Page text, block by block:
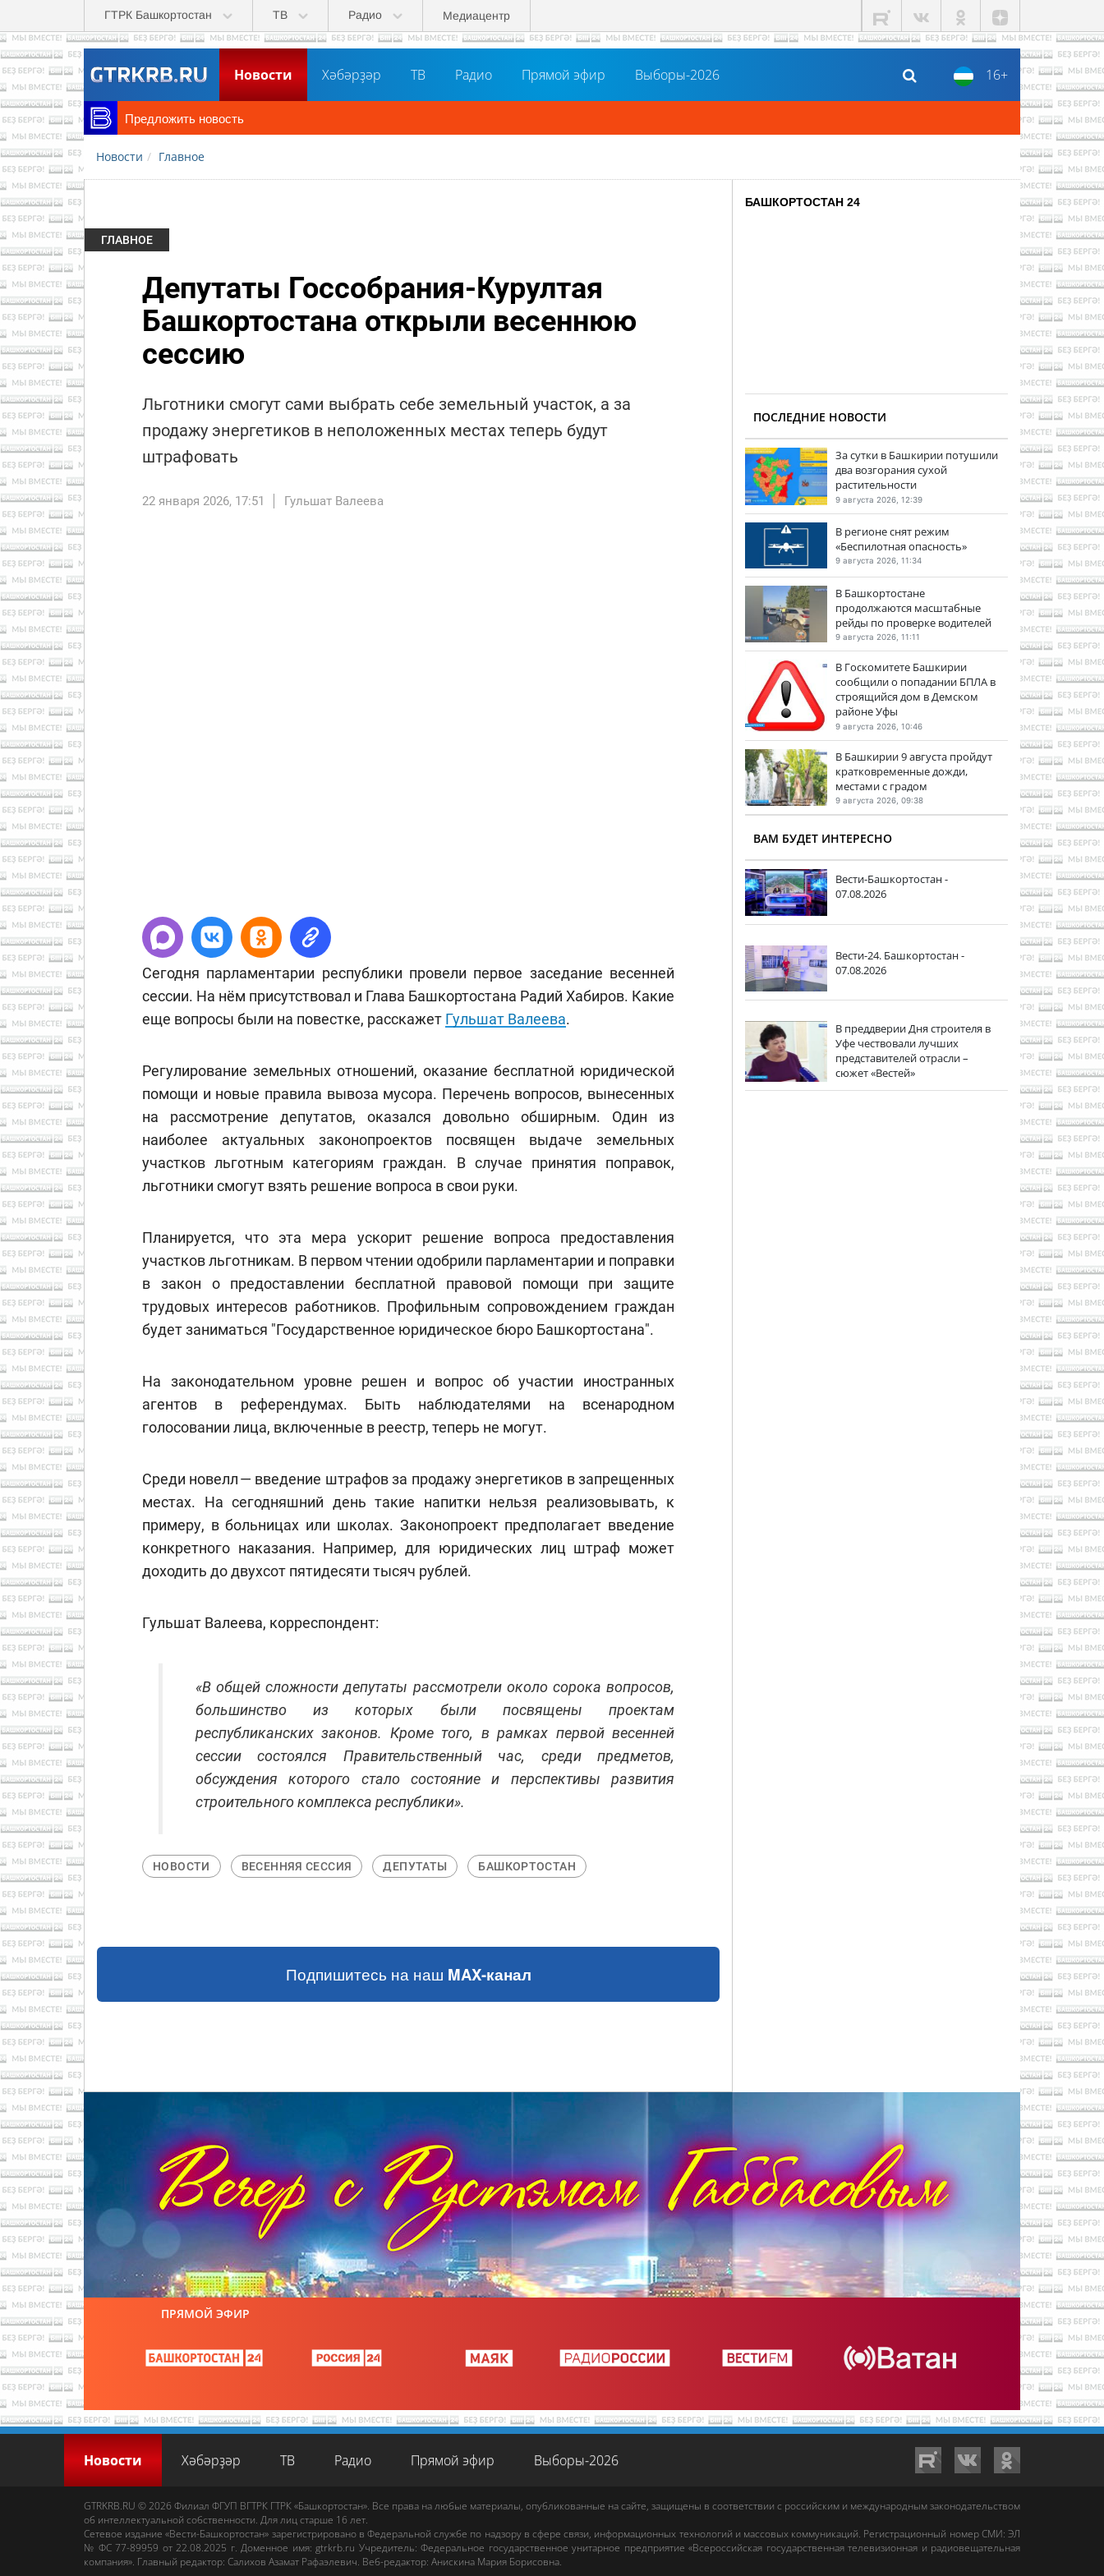
Перейти к основному содержанию
ГТРК Башкортостан ТВ Радио Медиацентр
16+
Новости Хәбәрҙәр ТВ Радио Прямой эфир Выборы-2026
Предложить новость
Новости Главное
ГЛАВНОЕ
Депутаты Госсобрания-Курултая
Башкортостана открыли весеннюю
сессию
Льготники смогут сами выбрать себе земельный участок, а за
продажу энергетиков в неположенных местах теперь будут
штрафовать
22 января 2026, 17:51 Гульшат Валеева
Сегодня парламентарии республики провели первое заседание весенней
сессии. На нём присутствовал и Глава Башкортостана Радий Хабиров. Какие
еще вопросы были на повестке, расскажет Гульшат Валеева.
Регулирование земельных отношений, оказание бесплатной юридической
помощи и новые правила вывоза мусора. Перечень вопросов, вынесенных
на рассмотрение депутатов, оказался довольно обширным. Один из
наиболее актуальных законопроектов посвящен выдаче земельных
участков льготным категориям граждан. В случае принятия поправок,
льготники смогут взять решение вопроса в свои руки.
Планируется, что эта мера ускорит решение вопроса предоставления
участков льготникам. В первом чтении одобрили парламентарии и поправки
в закон о предоставлении бесплатной правовой помощи при защите
трудовых интересов работников. Профильным сопровождением граждан
будет заниматься "Государственное юридическое бюро Башкортостана".
На законодательном уровне решен и вопрос об участии иностранных
агентов в референдумах. Быть наблюдателями на всенародном
голосовании лица, включенные в реестр, теперь не могут.
Среди новелл — введение штрафов за продажу энергетиков в запрещенных
местах. На сегодняшний день такие напитки нельзя реализовывать, к
примеру, в больницах или школах. Законопроект предполагает введение
конкретного наказания. Например, для юридических лиц штраф может
доходить до двухсот пятидесяти тысяч рублей.
Гульшат Валеева, корреспондент:
«В общей сложности депутаты рассмотрели около сорока вопросов,
большинство из которых были посвящены проектам
республиканских законов. Кроме того, в рамках первой весенней
сессии состоялся Правительственный час, среди предметов,
обсуждения которого стало состояние и перспективы развития
строительного комплекса республики».
НОВОСТИ ВЕСЕННЯЯ СЕССИЯ ДЕПУТАТЫ БАШКОРТОСТАН
Подпишитесь на наш MAX-канал
БАШКОРТОСТАН 24
ПОСЛЕДНИЕ НОВОСТИ
За сутки в Башкирии потушили
два возгорания сухой
растительности
9 августа 2026, 12:39
В регионе снят режим
«Беспилотная опасность»
9 августа 2026, 11:34
В Башкортостане
продолжаются масштабные
рейды по проверке водителей
9 августа 2026, 11:11
В Госкомитете Башкирии
сообщили о попадании БПЛА в
строящийся дом в Демском
районе Уфы
9 августа 2026, 10:46
В Башкирии 9 августа пройдут
кратковременные дожди,
местами с градом
9 августа 2026, 09:38
ВАМ БУДЕТ ИНТЕРЕСНО
Вести-Башкортостан -
07.08.2026
Вести-24. Башкортостан -
07.08.2026
В преддверии Дня строителя в
Уфе чествовали лучших
представителей отрасли –
сюжет «Вестей»
ПРЯМОЙ ЭФИР
Новости Хәбәрҙәр ТВ Радио Прямой эфир Выборы-2026
GTRKRB.RU © 2026 Филиал ФГУП ВГТРК ГТРК «Башкортостан». Все права на любые материалы, опубликованные на сайте, защищены в соответствии с российским и международным законодательством
об интеллектуальной собственности. Для лиц старше 16 лет.
Сетевое издание «Вести-Башкортостан» зарегистрировано в Федеральной службе по надзору в сфере связи, информационных технологий и массовых коммуникаций. Регистрационный номер СМИ: ЭЛ
№ ФС 77-89959 от 22.08.2025 г. Доменное имя:gtrkrb.ru Учредитель: Федеральное государственное унитарное предприятие «Всероссийская государственная телевизионная и радиовещательная
компания». Главный редактор: Салихов Азамат Рафаэлевич. Веб-редактор: Анискина Мария Борисовна.